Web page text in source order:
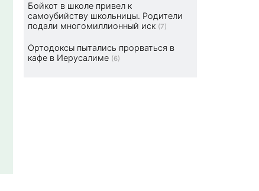
Бойкот в школе привел к
самоубийству школьницы. Родители
подали многомиллионный иск (7)
Ортодоксы пытались прорваться в
кафе в Иерусалиме (6)